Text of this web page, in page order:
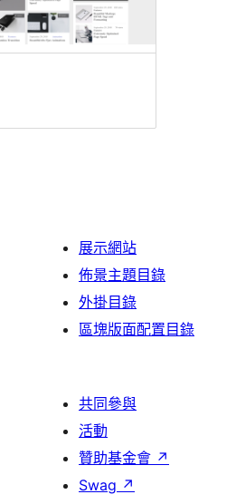
展示網站
佈景主題目錄
外掛目錄
區塊版面配置目錄
共同參與
活動
贊助基金會 ↗
Swag ↗